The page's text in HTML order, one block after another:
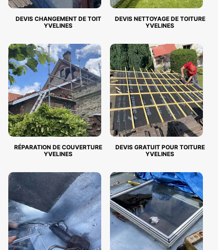
DEVIS CHANGEMENT DE TOIT
YVELINES
DEVIS NETTOYAGE DE TOITURE
YVELINES
RÉPARATION DE COUVERTURE
YVELINES
DEVIS GRATUIT POUR TOITURE
YVELINES